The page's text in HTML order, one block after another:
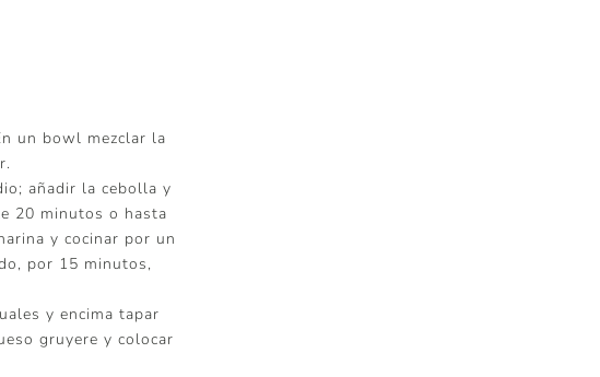
un bowl mezclar la
añadir la cebolla y
20 minutos o hasta
y cocinar por un
por 15 minutos,
y encima tapar
gruyere y colocar